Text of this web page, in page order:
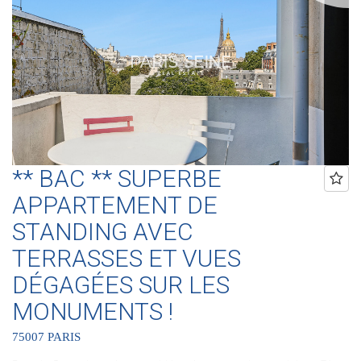
Coeur de Paris !! Agence Saint-Honoré - 49 rue Saint-Roch - PARIS
1 Agence Cherche-Midi - 59 rue du Cherche-Midi - PARIS 6 Agence
Sèvres/Vaneau - 85 rue de Sèvres - PARIS 6 Agence Rennes/Saint-
Germain - 83 rue de Rennes - PARIS 6 Agence Champ de Mars - 38
av. de La Motte-Picquet - Paris 7 (ACHAT - VENTE - LOCATION -
GESTION - SUCCESSION - ÉVALUATION OFFERTE SOUS 24 H).
** BAC ** SUPERBE
APPARTEMENT DE
STANDING AVEC
TERRASSES ET VUES
DÉGAGÉES SUR LES
MONUMENTS !
75007 PARIS